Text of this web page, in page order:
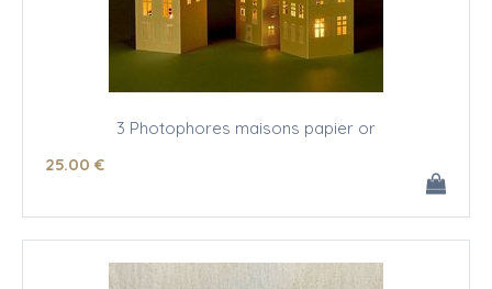
3 Photophores maisons papier or
25.00 €